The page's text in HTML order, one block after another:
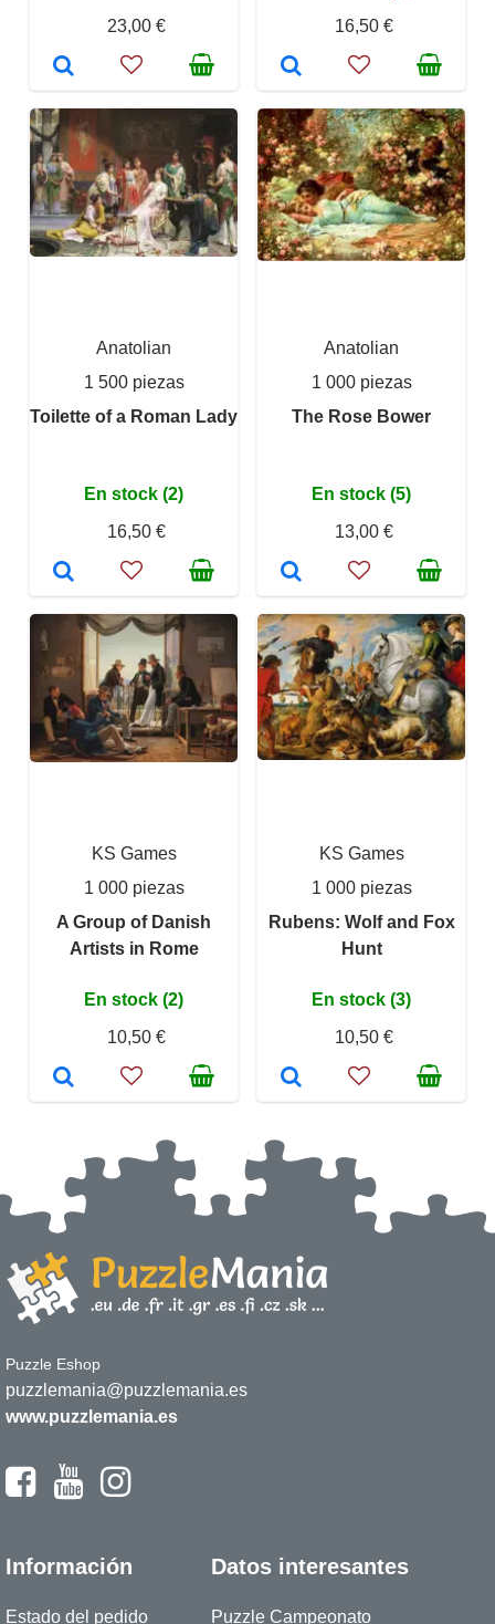
23,00 €
16,50 €
Anatolian
1 500 piezas
Toilette of a Roman Lady
En stock (2)
16,50 €
Anatolian
1 000 piezas
The Rose Bower
En stock (5)
13,00 €
KS Games
1 000 piezas
A Group of Danish
Artists in Rome
En stock (2)
10,50 €
KS Games
1 000 piezas
Rubens: Wolf and Fox
Hunt
En stock (3)
10,50 €
Puzzle Eshop
puzzlemania@puzzlemania.es
www.puzzlemania.es
Información
Estado del pedido
Datos interesantes
Puzzle Campeonato